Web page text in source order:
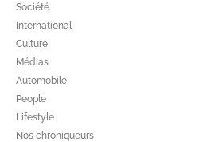
Société
International
Culture
Médias
Automobile
People
Lifestyle
Nos chroniqueurs